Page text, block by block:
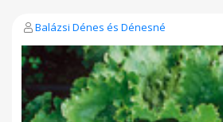
Balázsi Dénes és Dénesné